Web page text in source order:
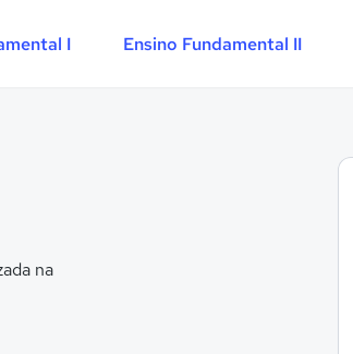
I Ensino Fundamental II
na